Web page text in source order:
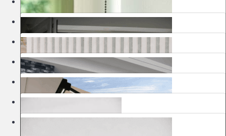
Kлассические роллеты
Маркизы
Перголы